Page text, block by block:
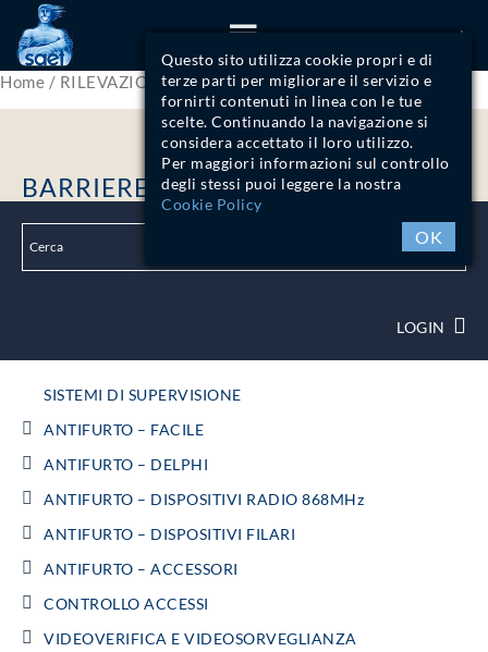
Questo sito utilizza cookie propri e di
terze parti per migliorare il servizio e
fornirti contenuti in linea con le tue
scelte. Continuando la navigazione si
considera accettato il loro utilizzo.
Per maggiori informazioni sul controllo
degli stessi puoi leggere la nostra
Cookie Policy
OK
Home / RILEVAZIONE FUMI/ Barriere Lineari
BARRIERE LINEARI
LOGIN
SISTEMI DI SUPERVISIONE
ANTIFURTO – FACILE
ANTIFURTO – DELPHI
ANTIFURTO – DISPOSITIVI RADIO 868MHz
ANTIFURTO – DISPOSITIVI FILARI
ANTIFURTO – ACCESSORI
CONTROLLO ACCESSI
VIDEOVERIFICA E VIDEOSORVEGLIANZA